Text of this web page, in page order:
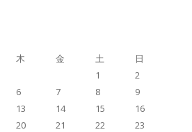
木 金 土 日
1
2
6 7 8
9
13 14 15
16
20 21 22
23